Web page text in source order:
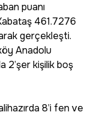
puanı
461.7276
gerçekleşti.
Anadolu
2’şer kişilik boş
8’i fen ve